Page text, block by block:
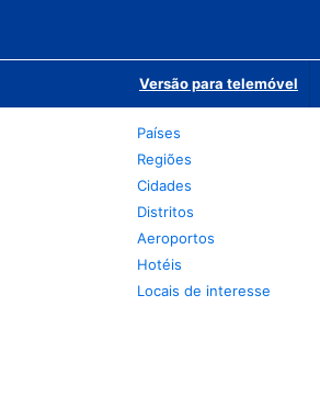
Versão para telemóvel
Países
Regiões
Cidades
Distritos
Aeroportos
Hotéis
Locais de interesse